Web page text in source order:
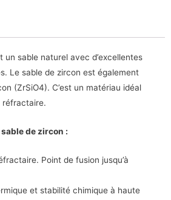
un sable naturel avec d’excellentes
Le sable de zircon est également
(ZrSiO4). C’est un matériau idéal
réfractaire.
de zircon :
Point de fusion jusqu’à
et stabilité chimique à haute